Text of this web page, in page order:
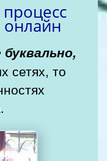
онлайн
сетях, то